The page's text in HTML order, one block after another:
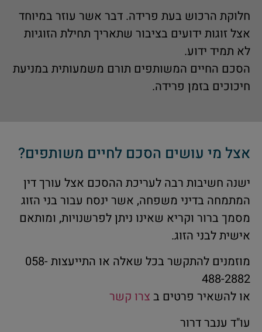
חלוקת הרכוש בעת פרידה. דבר אשר עוזר במיוחד
אצל זוגות ידועים בציבור שתאריך תחילת הזוגיות
לא תמיד ידוע.
הסכם החיים המשותפים תורם משמעותית במניעת
חיכוכים בזמן פרידה.
אצל מי עושים הסכם לחיים משותפים?
ישנה חשיבות רבה לעריכת ההסכם אצל עורך דין
המתמחה בדיני משפחה, אשר ינסח עבור בני הזוג
מסמך ברור וקריא שאינו ניתן לפרשנויות, ומותאם
אישית לבני הזוג.
מוזמנים להתקשר בכל שאלה או התייעצות 058-
488-2882
או להשאיר פרטים ב צרו קשר
עו"ד ענבר דרור